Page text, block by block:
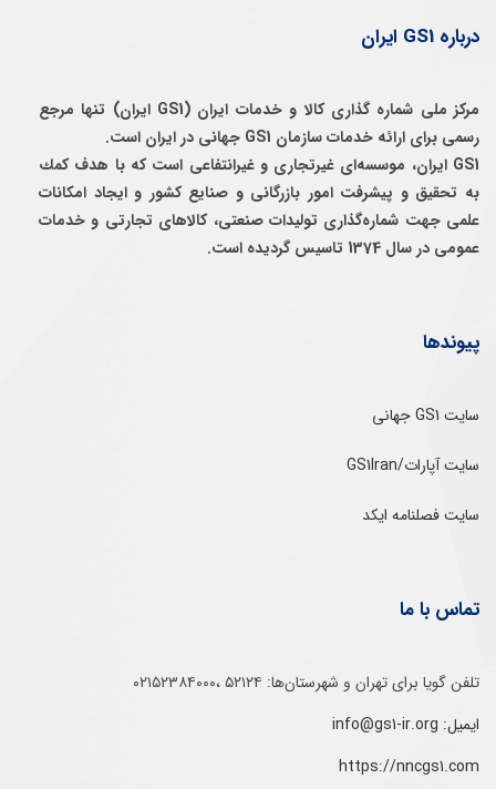
درباره GS1 ایران
مرکز ملی شماره گذاری کالا و خدمات ایران (GS1 ایران) تنها مرجع
رسمی برای ارائه خدمات سازمان GS1 جهانی در ایران است.
GS1 ایران، موسسه‌ای غيرتجاری و غيرانتفاعی است كه با هدف كمك
به تحقيق و پيشرفت امور بازرگانی و صنايع كشور و ايجاد امكانات
علمی جهت شماره‌گذاری توليدات صنعتی، كالاهای تجارتی و خدمات
عمومی در سال 1374 تاسيس گرديده است.
پیوندها
سایت GS1 جهانی
سایت آپارات/GS1Iran
سایت فصلنامه ایکد
تماس با ما
تلفن‌ گویا برای‌ تهران‌‌ و‌ شهرستان‌ها:‌ ۵۲۱۲۴ ،۰۲۱۵۲۳۸۴۰۰۰
ایمیل: info@gs1-ir.org
https://nncgs1.com